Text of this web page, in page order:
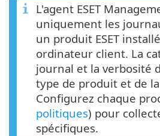
L'agent ESET
uniquement les
un produit ESET
ordinateur client. La
journal et la verbosité
type de produit et de
Configurez chaque
politiques) pour
spécifiques.